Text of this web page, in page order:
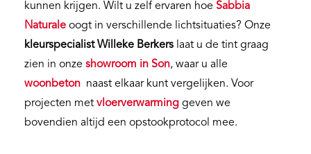
kunnen krijgen. Wilt u zelf ervaren hoe Sabbia
Naturale oogt in verschillende lichtsituaties? Onze
kleurspecialist Willeke Berkers laat u de tint graag
zien in onzeshowroom in Son, waar u alle
woonbeton naast elkaar kunt vergelijken. Voor
projecten metvloerverwarming geven we
bovendien altijd een opstookprotocol mee.